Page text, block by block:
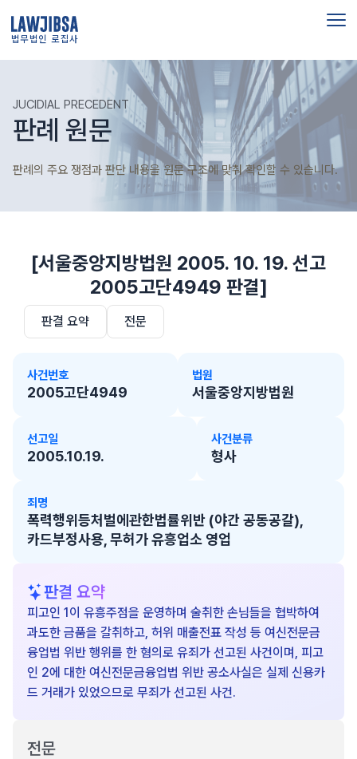
법무법인 로집사
JUCIDIAL PRECEDENT
판례 원문
판례의 주요 쟁점과 판단 내용을 원문 구조에 맞춰 확인할 수 있습니다.
[서울중앙지방법원 2005. 10. 19. 선고
2005고단4949 판결]
판결 요약 전문
사건번호
2005고단4949
법원
서울중앙지방법원
선고일
2005.10.19.
사건분류
형사
죄명
폭력행위등처벌에관한법률위반 (야간 공동공갈),
카드부정사용, 무허가 유흥업소 영업
판결 요약
피고인 1이 유흥주점을 운영하며 술취한 손님들을 협박하여
과도한 금품을 갈취하고, 허위 매출전표 작성 등 여신전문금
융업법 위반 행위를 한 혐의로 유죄가 선고된 사건이며, 피고
인 2에 대한 여신전문금융업법 위반 공소사실은 실제 신용카
드 거래가 있었으므로 무죄가 선고된 사건.
전문